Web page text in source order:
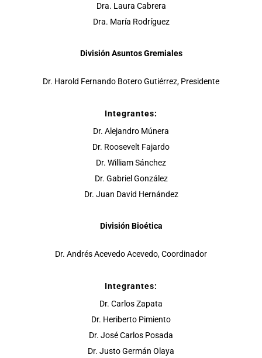
Dra. Laura Cabrera
Dra. María Rodríguez
División Asuntos Gremiales
Dr. Harold Fernando Botero Gutiérrez, Presidente
Integrantes:
Dr. Alejandro Múnera
Dr. Roosevelt Fajardo
Dr. William Sánchez
Dr. Gabriel González
Dr. Juan David Hernández
División Bioética
Dr. Andrés Acevedo Acevedo, Coordinador
Integrantes:
Dr. Carlos Zapata
Dr. Heriberto Pimiento
Dr. José Carlos Posada
Dr. Justo Germán Olaya